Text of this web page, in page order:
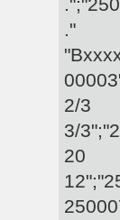
."
2/3
3/
20